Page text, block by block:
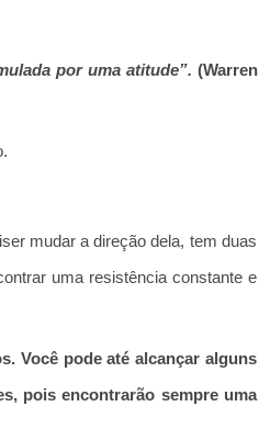
por uma atitude”. (Warren
mudar a direção dela, tem duas
uma resistência constante e
Você pode até alcançar alguns
pois encontrarão sempre uma